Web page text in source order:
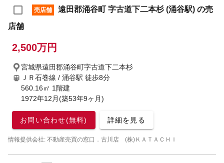
売店舗
遠田郡涌谷町 字古道下二本杉 (涌谷駅) の売
店舗
2,500万円
宮城県遠田郡涌谷町字古道下二本杉
ＪＲ石巻線 / 涌谷駅 徒歩8分
560.16㎡ 1階建
1972年12月(築53年9ヶ月)
お問い合わせ(無料) 詳細を見る
情報提供会社: 不動産売買の窓口．古川店 (株)ＫＡＴＡＣＨＩ